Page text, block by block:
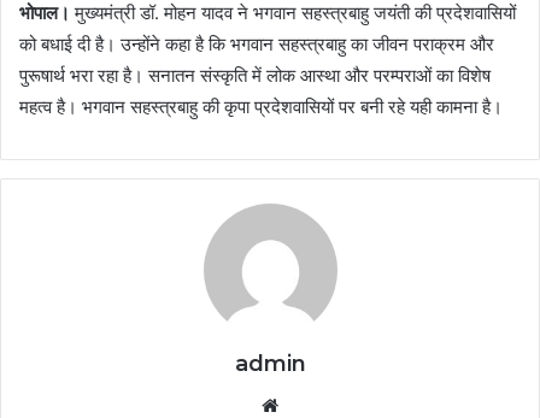
भोपाल। मुख्यमंत्री डॉ. मोहन यादव ने भगवान सहस्त्रबाहु जयंती की प्रदेशवासियों
को बधाई दी है। उन्होंने कहा है कि भगवान सहस्त्रबाहु का जीवन पराक्रम और
पुरूषार्थ भरा रहा है। सनातन संस्कृति में लोक आस्था और परम्पराओं का विशेष
महत्व है। भगवान सहस्त्रबाहु की कृपा प्रदेशवासियों पर बनी रहे यही कामना है।
admin